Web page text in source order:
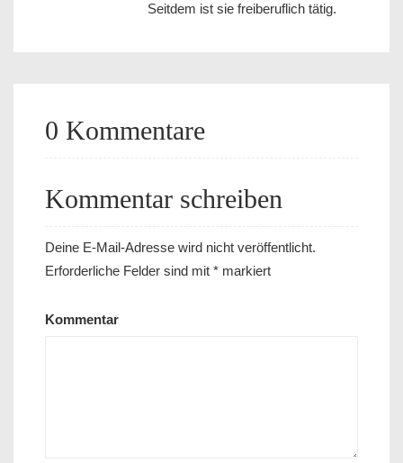
Seitdem ist sie freiberuflich tätig.
0 Kommentare
Kommentar schreiben
Deine E-Mail-Adresse wird nicht veröffentlicht.
Erforderliche Felder sind mit * markiert
Kommentar